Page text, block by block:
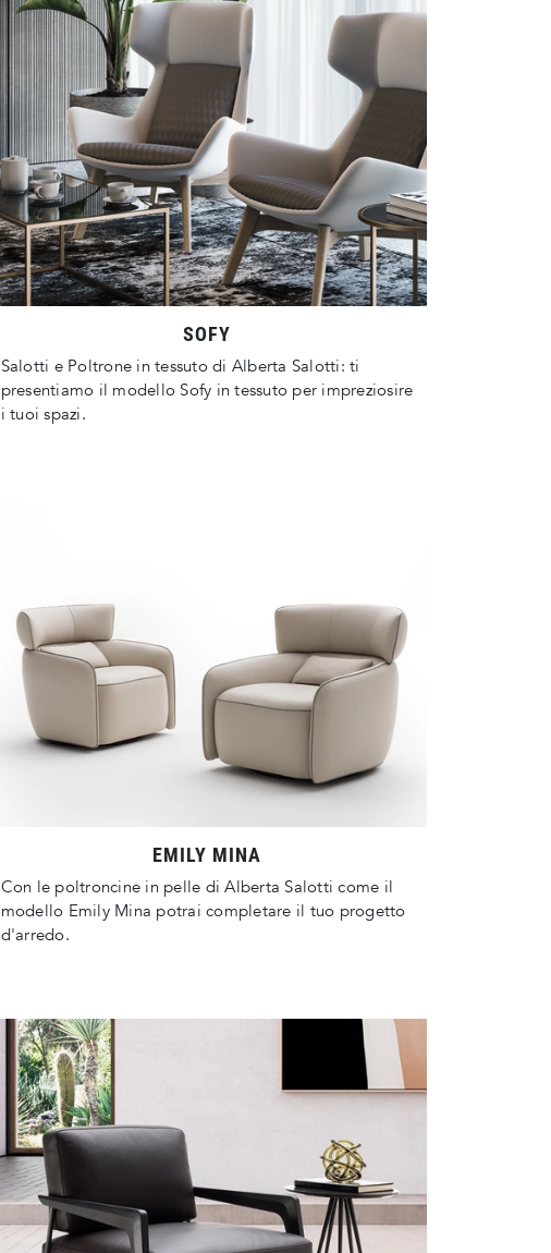
SOFY
Salotti e Poltrone in tessuto di Alberta Salotti: ti
presentiamo il modello Sofy in tessuto per impreziosire
i tuoi spazi.
EMILY MINA
Con le poltroncine in pelle di Alberta Salotti come il
modello Emily Mina potrai completare il tuo progetto
d'arredo.